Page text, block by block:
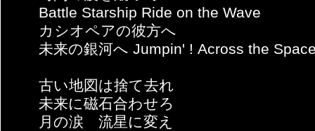
Battle Starship Ride on the Wave
カシオペアの彼方へ
未来の銀河へ Jumpin' ! Across the
古い地図は捨て去れ
未来に磁石合わせろ
月の涙 流星に変え